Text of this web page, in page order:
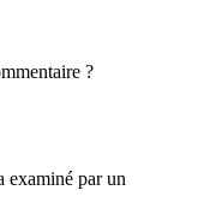
?
examiné par un